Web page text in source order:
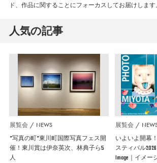
ド、作品に関することにフォーカスしてお届けします。
人気の記事
展覧会 NEWS
”写真の町”東川町国際写真フェス開
催！東川賞は伊奈英次、林典子ら5
人
展覧会
いよいよ開幕
スティバル2026
Image｜イメー